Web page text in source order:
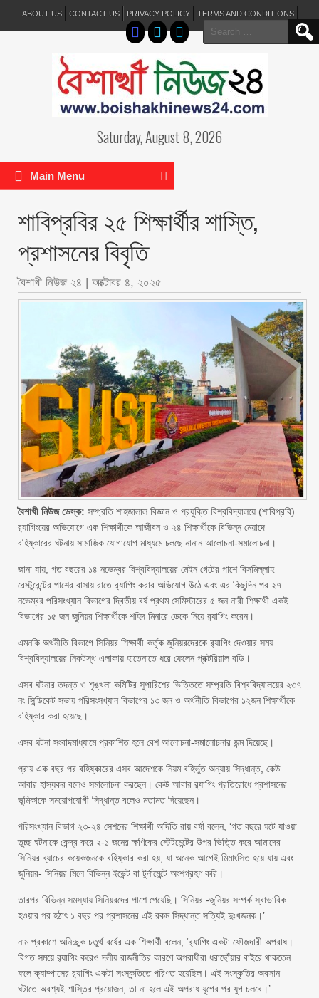
ABOUT US CONTACT US PRIVACY POLICY TERMS AND CONDITIONS
Search
for:
Saturday, August 8, 2026
Main Menu
শাবিপ্রবির ২৫ শিক্ষার্থীর শাস্তি,
প্রশাসনের বিবৃতি
বৈশাখী নিউজ ২৪ | অক্টোবর ৪, ২০২৫
বৈশাখী নিউজ ডেস্ক: সম্প্রতি শাহজালাল বিজ্ঞান ও প্রযুক্তি বিশ্ববিদ্যালয়ে (শাবিপ্রবি)
র‌্যাগিংয়ের অভিযোগে এক শিক্ষার্থীকে আজীবন ও ২৪ শিক্ষার্থীকে বিভিন্ন মেয়াদে
বহিষ্কারের ঘটনায় সামাজিক যোগাযোগ মাধ্যমে চলছে নানান আলোচনা-সমালোচনা।
জানা যায়, গত বছরের ১৪ নভেম্বর বিশ্ববিদ্যালয়ের মেইন গেটের পাশে বিসমিল্লাহ
রেস্টুরেন্টের পাশের বাসায় রাতে র‌্যাগিং করার অভিযোগ উঠে এবং এর কিছুদিন পর ২৭
নভেম্বর পরিসংখ্যান বিভাগের দ্বিতীয় বর্ষ প্রথম সেমিস্টারের ৫ জন নারী শিক্ষার্থী একই
বিভাগের ১৫ জন জুনিয়র শিক্ষার্থীকে শহিদ মিনারে ডেকে নিয়ে র‌্যাগিং করেন।
এমনকি অর্থনীতি বিভাগে সিনিয়র শিক্ষার্থী কর্তৃক জুনিয়রদেরকে র‌্যাগিং দেওয়ার সময়
বিশ্ববিদ্যালয়ের নিকটস্থ এলাকায় হাতেনাতে ধরে ফেলেন প্রক্টরিয়াল বডি।
এসব ঘটনার তদন্ত ও শৃঙ্খলা কমিটির সুপারিশের ভিত্তিতে সম্প্রতি বিশ্ববিদ্যালয়ের ২৩৭
নং সিন্ডিকেট সভায় পরিসংসখ্যান বিভাগের ১৩ জন ও অর্থনীতি বিভাগের ১২জন শিক্ষার্থীকে
বহিষ্কার করা হয়েছে।
এসব ঘটনা সংবাদমাধ্যামে প্রকাশিত হলে বেশ আলোচনা-সমালোচনার জন্ম দিয়েছে।
প্রায় এক বছর পর বহিষ্কারের এসব আদেশকে নিয়ম বহির্ভুত অন্যায় সিদ্ধান্ত, কেউ
আবার হাস্যকর বলেও সমালোচনা করছেন। কেউ আবার র‌্যাগিং প্রতিরোধে প্রশাসনের
ভূমিকাকে সময়োপযোগী সিদ্ধান্ত বলেও মতামত দিয়েছেন।
পরিসংখ্যান বিভাগ ২৩-২৪ সেশনের শিক্ষার্থী অদিতি রায় বর্ষা বলেন, ‘গত বছরে ঘটে যাওয়া
তুচ্ছ ঘটনাকে কেন্দ্র করে ২-১ জনের ক্ষণিকের স্টেটমেন্টের উপর ভিত্তি করে আমাদের
সিনিয়র ব্যাচের কয়েকজনকে বহিষ্কার করা হয়, যা অনেক আগেই মিমাংসিত হয়ে যায় এবং
জুনিয়র- সিনিয়র মিলে বিভিন্ন ইভেন্ট বা টুর্নামেন্টে অংশগ্রহণ করি।
তারপর বিভিন্ন সমস্যায় সিনিয়রদের পাশে পেয়েছি। সিনিয়র -জুনিয়র সম্পর্ক স্বাভাবিক
হওয়ার পর হঠাৎ ১ বছর পর প্রশাসনের এই রকম সিদ্ধান্ত সত্যিই দুঃখজনক।’
নাম প্রকাশে অনিচ্ছুক চতুর্থ বর্ষের এক শিক্ষার্থী বলেন, ‘র‌্যাগিং একটা ফৌজদারী অপরাধ।
বিগত সময়ে র‌্যাগিং করেও দলীয় রাজনীতির কারণে অপরাধীরা ধরাছোঁয়ার বাইরে থাকতেন
ফলে ক্যাম্পাসের র‌্যাগিং একটা সংস্কৃতিতে পরিণত হয়েছিল। এই সংস্কৃতির অবসান
ঘটাতে অবশ্যই শাস্তির প্রয়োজন, তা না হলে এই অপরাধ যুগের পর যুগ চলবে।’